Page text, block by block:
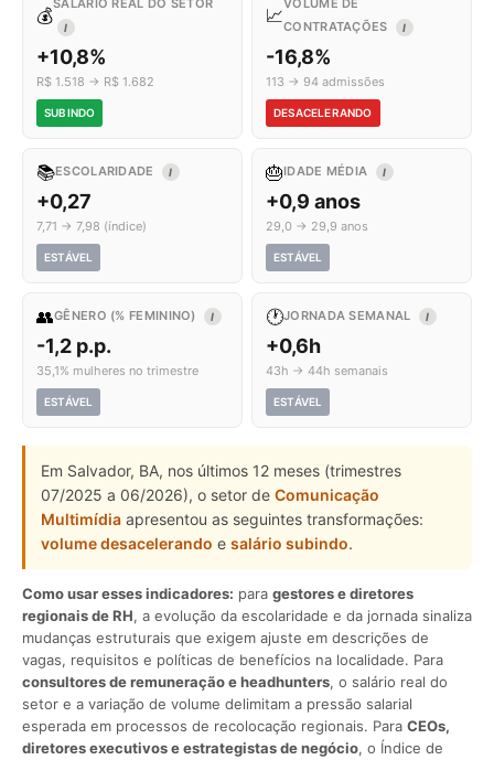
💰
SALÁRIO REAL DO SETOR
I
+10,8%
R$ 1.518 → R$ 1.682
SUBINDO
📈
VOLUME DE
CONTRATAÇÕES
I
-16,8%
113 → 94 admissões
DESACELERANDO
📚ESCOLARIDADE I
+0,27
7,71 → 7,98 (índice)
ESTÁVEL
🎂IDADE MÉDIA I
+0,9 anos
29,0 → 29,9 anos
ESTÁVEL
👥GÊNERO (% FEMININO) I
-1,2 p.p.
35,1% mulheres no trimestre
ESTÁVEL
🕐JORNADA SEMANAL I
+0,6h
43h → 44h semanais
ESTÁVEL
Em Salvador, BA, nos últimos 12 meses (trimestres
07/2025 a 06/2026), o setor de Comunicação
Multimídia apresentou as seguintes transformações:
volume desacelerando e salário subindo.
Como usar esses indicadores: para gestores e diretores
regionais de RH, a evolução da escolaridade e da jornada sinaliza
mudanças estruturais que exigem ajuste em descrições de
vagas, requisitos e políticas de benefícios na localidade. Para
consultores de remuneração e headhunters, o salário real do
setor e a variação de volume delimitam a pressão salarial
esperada em processos de recolocação regionais. Para CEOs,
diretores executivos e estrategistas de negócio, o Índice de